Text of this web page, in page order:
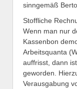
sinngemäß
Stoffliche
Wenn man nur
Kassenbon
Arbeitsquanta
auffrisst, dann
geworden.
Verausgabung